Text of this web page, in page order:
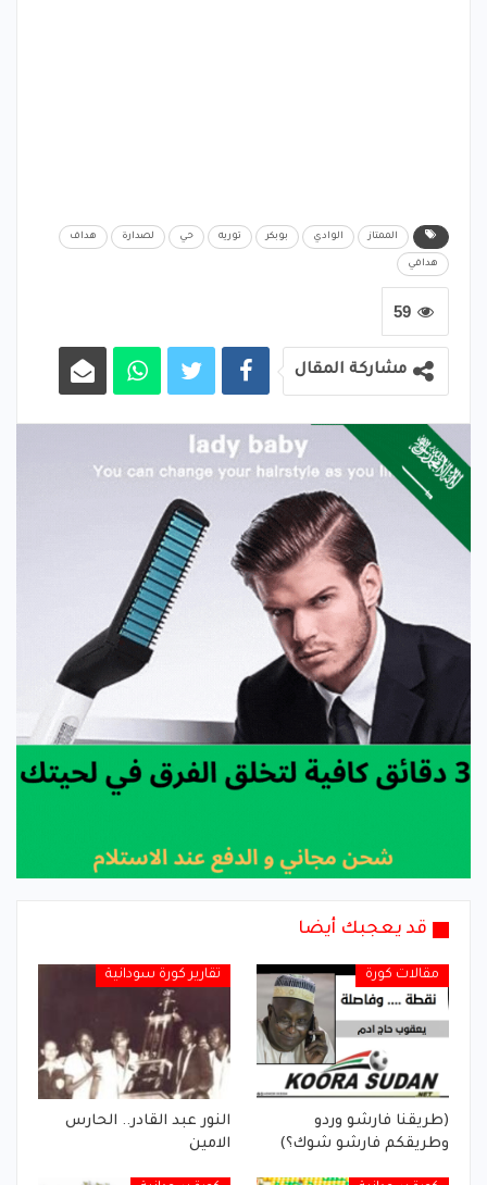
الممتاز الوادي بوبكر توريه حي لصدارة هداف
هدافي
59
مشاركة المقال
قد يعجبك أيضا
مقالات كورة
(طريقنا فارشو وردو
وطريقكم فارشو شوك؟)
تقارير كورة سودانية
النور عبد القادر.. الحارس
الامين